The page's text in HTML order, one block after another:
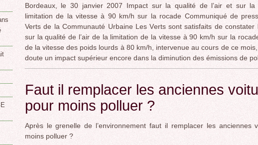
Bordeaux, le 30 janvier 2007 Impact sur la qualité de l’air et sur
limitation de la vitesse à 90 km/h sur la rocade Communiqué de
Verts de la Communauté Urbaine Les Verts sont satisfaits de constater
sur la qualité de l’air de la limitation de la vitesse à 90 km/h sur la
de la vitesse des poids lourds à 80 km/h, intervenue au cours de ce
doute un impact supérieur encore dans la diminution des émissions de
Faut il remplacer les anciennes
pour moins polluer ?
Après le grenelle de l’environnement faut il remplacer les anciennes
moins polluer ?